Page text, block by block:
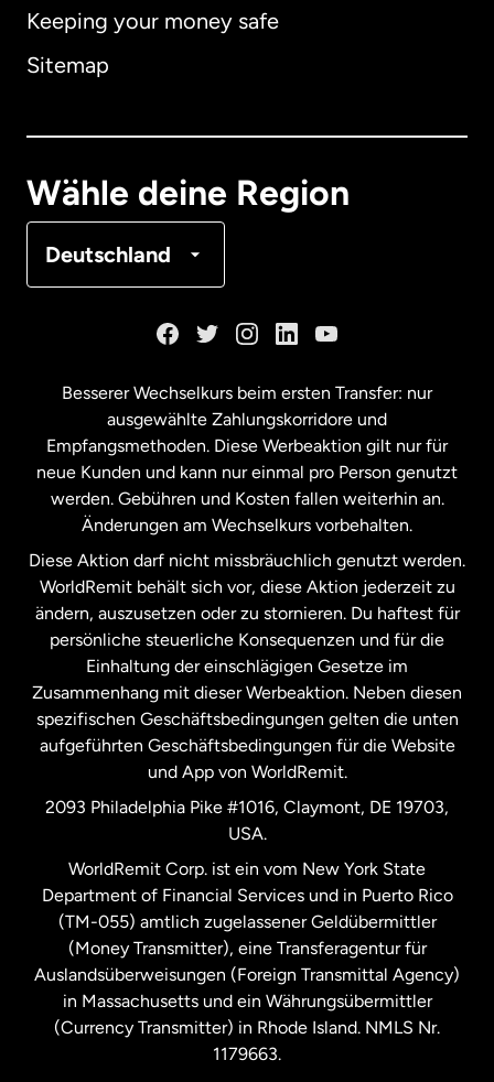
Keeping your money safe
Sitemap
Wähle deine Region
Deutschland
Australien
Malaysia
Neuseeland
Niederlande
Schweden
Spanien
Vereinigte Staaten English
Vereinigte Staaten
Vereinigtes Königreich
Besserer Wechselkurs beim ersten Transfer: nur
ausgewählte Zahlungskorridore und
Empfangsmethoden. Diese Werbeaktion gilt nur für
neue Kunden und kann nur einmal pro Person genutzt
werden. Gebühren und Kosten fallen weiterhin an.
Änderungen am Wechselkurs vorbehalten.
Diese Aktion darf nicht missbräuchlich genutzt werden.
WorldRemit behält sich vor, diese Aktion jederzeit zu
ändern, auszusetzen oder zu stornieren. Du haftest für
persönliche steuerliche Konsequenzen und für die
Einhaltung der einschlägigen Gesetze im
Zusammenhang mit dieser Werbeaktion. Neben diesen
spezifischen Geschäftsbedingungen gelten die unten
aufgeführten Geschäftsbedingungen für die Website
und App von WorldRemit.
2093 Philadelphia Pike #1016, Claymont, DE 19703,
USA.
WorldRemit Corp. ist ein vom New York State
Department of Financial Services und in Puerto Rico
(TM-055) amtlich zugelassener Geldübermittler
(Money Transmitter), eine Transferagentur für
Auslandsüberweisungen (Foreign Transmittal Agency)
in Massachusetts und ein Währungsübermittler
(Currency Transmitter) in Rhode Island. NMLS Nr.
1179663.